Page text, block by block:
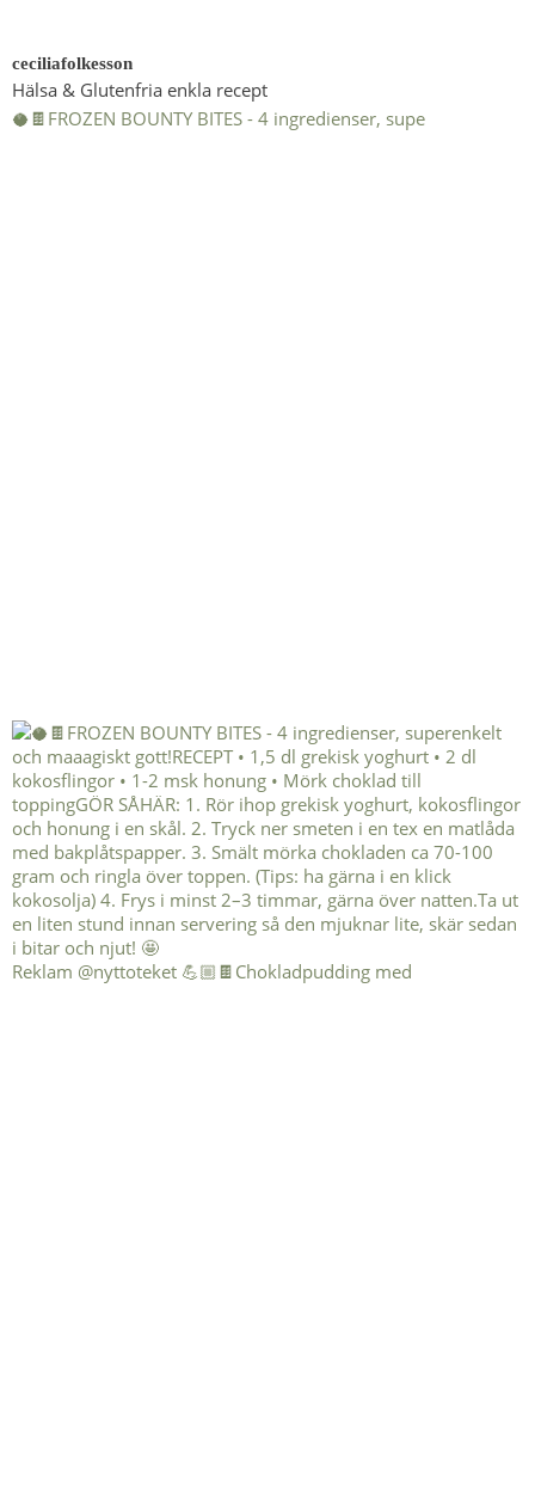
ceciliafolkesson
Hälsa & Glutenfria enkla recept
🥥🍫FROZEN BOUNTY BITES - 4 ingredienser, supe
Reklam @nyttoteket 💪🏼🍫Chokladpudding med